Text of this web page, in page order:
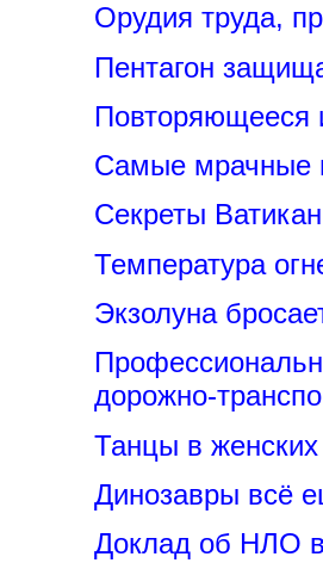
Орудия труда,
Пентагон
Повторяющееся
Самые мрачные
Секреты
Температура
Экзолуна
дорожно-
Танцы в женских
Динозавры всё
Доклад об НЛО